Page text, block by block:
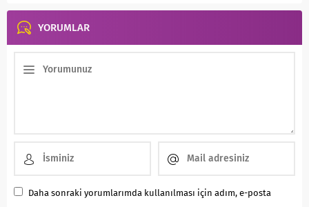
YORUMLAR
Daha sonraki yorumlarımda kullanılması için adım, e-posta